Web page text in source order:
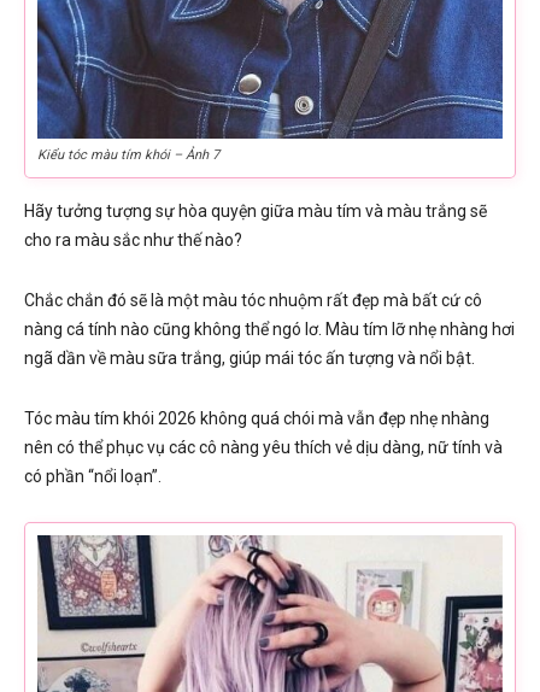
Kiểu tóc màu tím khói – Ảnh 7
Hãy tưởng tượng sự hòa quyện giữa màu tím và màu trắng sẽ
cho ra màu sắc như thế nào?
Chắc chắn đó sẽ là một màu tóc nhuộm rất đẹp mà bất cứ cô
nàng cá tính nào cũng không thể ngó lơ. Màu tím lỡ nhẹ nhàng hơi
ngã dần về màu sữa trắng, giúp mái tóc ấn tượng và nổi bật.
Tóc màu tím khói 2026 không quá chói mà vẫn đẹp nhẹ nhàng
nên có thể phục vụ các cô nàng yêu thích vẻ dịu dàng, nữ tính và
có phần “nổi loạn”.